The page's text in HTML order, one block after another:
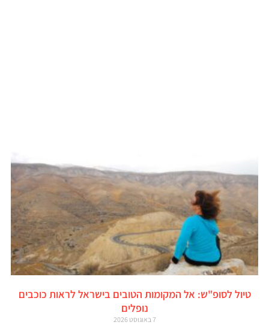
טיול לסופ"ש: אל המקומות הטובים בישראל לראות כוכבים
נופלים
7 באוגוסט 2026